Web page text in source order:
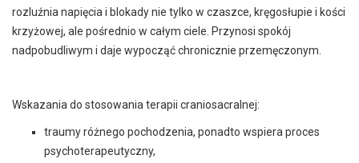
rozluźnia napięcia i blokady nie tylko w czaszce, kręgosłupie i kości
krzyżowej, ale pośrednio w całym ciele. Przynosi spokój
nadpobudliwym i daje wypocząć chronicznie przemęczonym.
Wskazania do stosowania terapii craniosacralnej:
traumy różnego pochodzenia, ponadto wspiera proces
psychoterapeutyczny,